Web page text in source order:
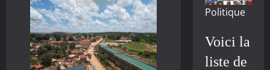
Politique
Voici la
liste de